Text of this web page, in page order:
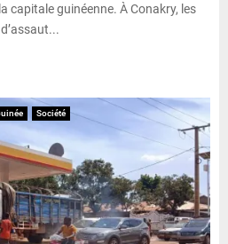
capitale guinéenne. À Conakry, les
Société